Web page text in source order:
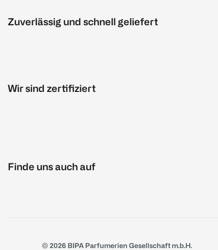
Zuverlässig und schnell geliefert
Wir sind zertifiziert
Finde uns auch auf
© 2026 BIPA Parfumerien Gesellschaft m.b.H.